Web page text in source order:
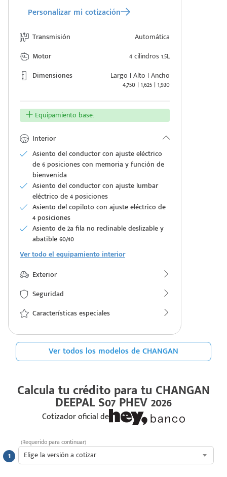
Personalizar mi cotización
Transmisión
Automática
Motor
4 cilindros 1.5L
Dimensiones
Largo | Alto | Ancho
4,750 | 1,625 | 1,930
Equipamiento base:
Interior
Asiento del conductor con ajuste eléctrico
de 6 posiciones con memoria y función de
bienvenida
Asiento del conductor con ajuste lumbar
eléctrico de 4 posiciones
Asiento del copiloto con ajuste eléctrico de
4 posiciones
Asiento de 2a fila no reclinable deslizable y
abatible 60/40
Ver todo el equipamiento interior
Exterior
Seguridad
Características especiales
Ver todos los modelos de CHANGAN
Calcula tu crédito para tu CHANGAN
DEEPAL S07 PHEV 2026
Cotizador oficial de
Elige la versión a cotizar
(Requerido para continuar)